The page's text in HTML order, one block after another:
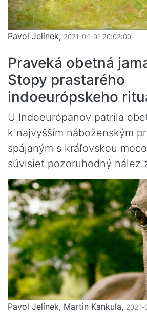
Pavol Jelínek, 2021-04-01 20:02:00
Praveká obetná
Stopy prastarého
indoeurópskeho
U Indoeurópanov patrila
k najvyšším náboženským
spájaným s kráľovskou
súvisieť pozoruhodný nález
Pavol Jelínek, Martin Kankula, 2021-